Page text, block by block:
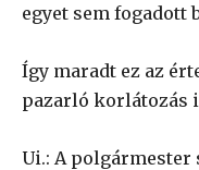
egyet sem fogadott
Így maradt ez az
pazarló korlátozás
Ui.: A